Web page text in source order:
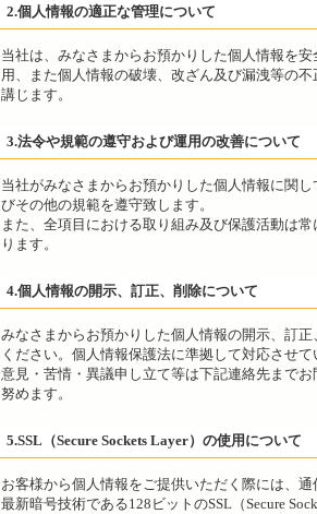
2.個人情報の適正な管理について
当社は、みなさまからお預かりした個人情報を
用、また個人情報の破壊、改ざん及び漏洩等の
講じます。
3.法令や規範の遵守および運用の改善について
当社がみなさまからお預かりした個人情報に関
びその他の規範を遵守致します。
また、全項目における取り組み及び保護活動は
ります。
4.個人情報の開示、訂正、削除について
みなさまからお預かりした個人情報の開示、訂
ください。個人情報保護法に準拠して対応させて
意見・苦情・異議申し立て等は下記連絡先まで
努めます。
5.SSL（Secure Sockets Layer）の使用について
お客様から個人情報をご提供いただく際には、
最新暗号技術である128ビットのSSL（Secure